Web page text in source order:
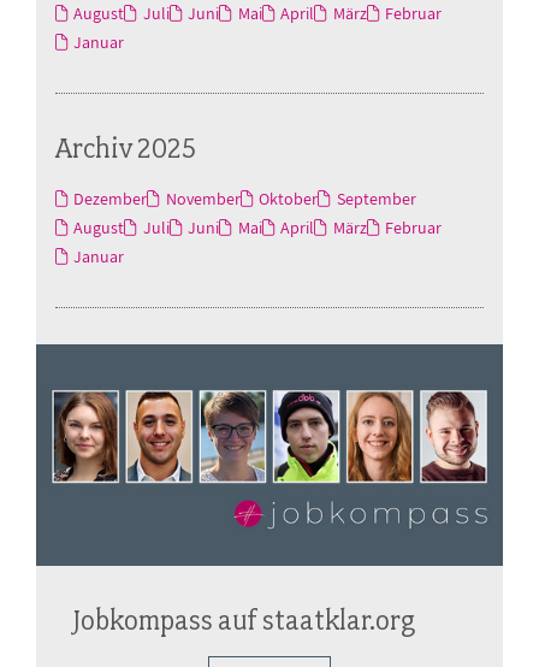
August Juli Juni Mai April März
Februar
Januar
Archiv 2025
Dezember November Oktober
September
August
Juli Juni Mai April März
Februar
Januar
Jobkompass auf staatklar.org